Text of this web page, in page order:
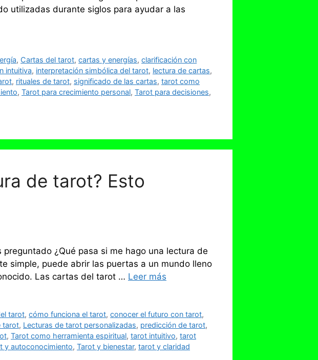
utilizadas durante siglos para ayudar a las
, Cartas del tarot,cartas y energías,clarificación con
intuitiva, interpretación simbólica del tarot, lectura de cartas,
, rituales de tarot, significado de las cartas, tarot como
, Tarot para crecimiento personal, Tarot para decisiones,
de tarot? Esto
¿Qué pasa si me hago una lectura de
simple, puede abrir las puertas a un mundo lleno
Las cartas del tarot … Leer más
tarot,cómo funciona el tarot,conocer el futuro con tarot,
tarot, Lecturas de tarot personalizadas, predicción de tarot,
, Tarot como herramienta espiritual, tarot intuitivo, tarot
y autoconocimiento, Tarot y bienestar, tarot y claridad